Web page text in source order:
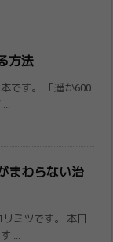
方法
です。 「遥か600
まわらない治
ミツです。 本日
...